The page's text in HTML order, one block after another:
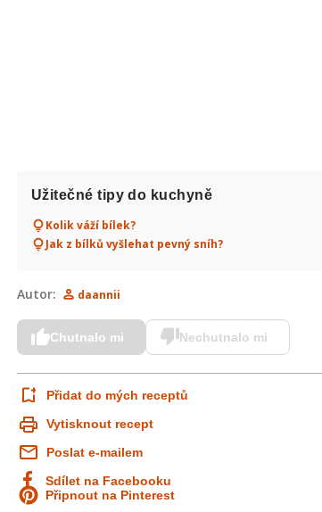
Užitečné tipy do kuchyně
Kolik váží bílek?
Jak z bílků vyšlehat pevný sníh?
Autor: daannii
Chutnalo mi Nechutnalo mi
Přidat do mých receptů
Vytisknout recept
Poslat e-mailem
Sdílet na Facebooku
Připnout na Pinterest